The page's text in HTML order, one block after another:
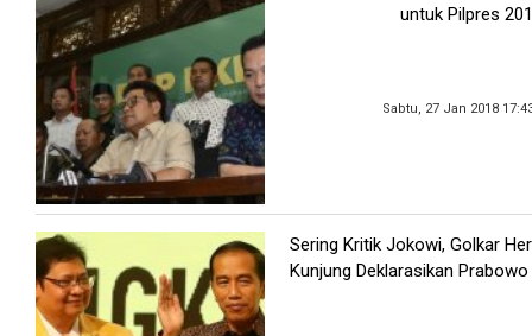
untuk Pilpres
Sabtu, 27 Jan 2018
Sering Kritik Jokowi, Golkar
Kunjung Deklarasikan